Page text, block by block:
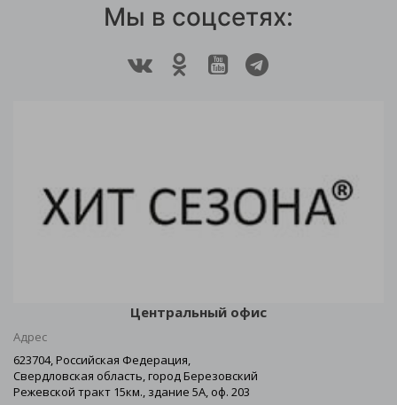
Мы в соцсетях:
Центральный офис
Адрес
623704, Российская Федерация,
Свердловская область, город Березовский
Режевской тракт 15км., здание 5А, оф. 203